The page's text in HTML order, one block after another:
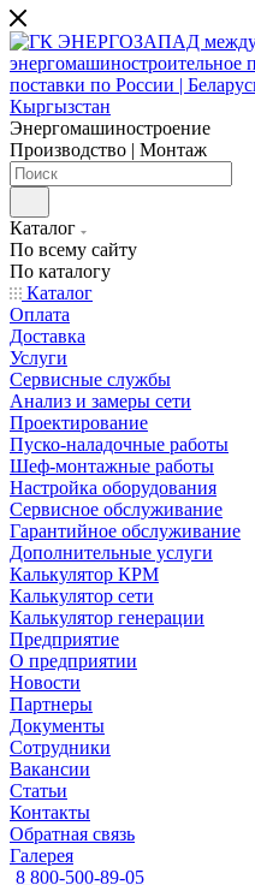
Энергомашиностроение
Производство | Монтаж
Каталог
По всему сайту
По каталогу
Каталог
Оплата
Доставка
Услуги
Сервисные службы
Анализ и замеры сети
Проектирование
Пуско-наладочные работы
Шеф-монтажные работы
Настройка оборудования
Сервисное обслуживание
Гарантийное обслуживание
Дополнительные услуги
Калькулятор КРМ
Калькулятор сети
Калькулятор генерации
Предприятие
О предприятии
Новости
Партнеры
Документы
Сотрудники
Вакансии
Статьи
Контакты
Обратная связь
Галерея
8 800-500-89-05